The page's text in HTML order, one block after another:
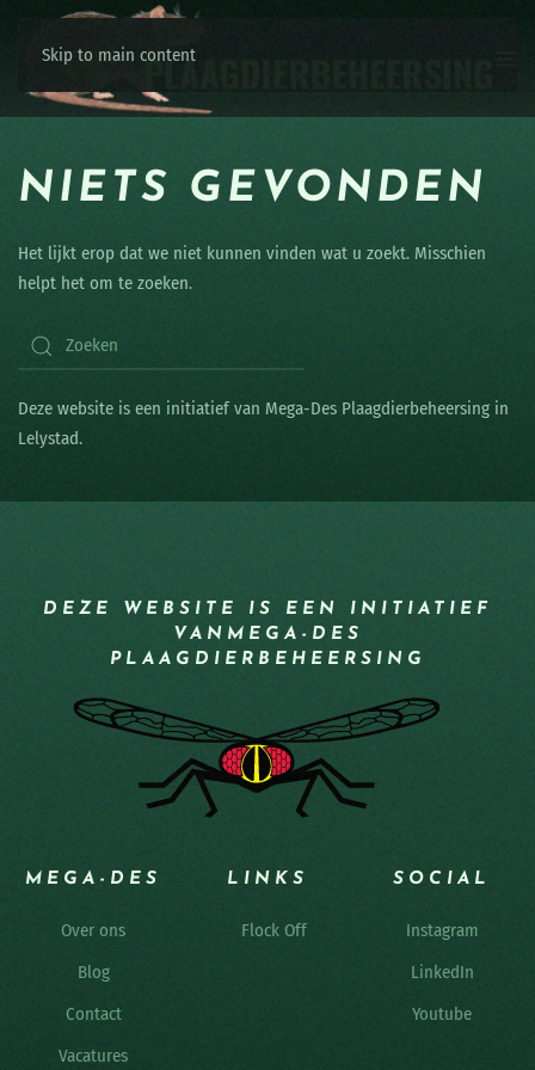
Skip to main content
NIETS GEVONDEN
Het lijkt erop dat we niet kunnen vinden wat u zoekt. Misschien
helpt het om te zoeken.
Deze website is een initiatief van Mega-Des Plaagdierbeheersing in
Lelystad.
DEZE WEBSITE IS EEN INITIATIEF
VAN MEGA-DES
PLAAGDIERBEHEERSING
MEGA-DES
Over ons
Blog
Contact
Vacatures
LINKS
Flock Off
SOCIAL
Instagram
LinkedIn
Youtube